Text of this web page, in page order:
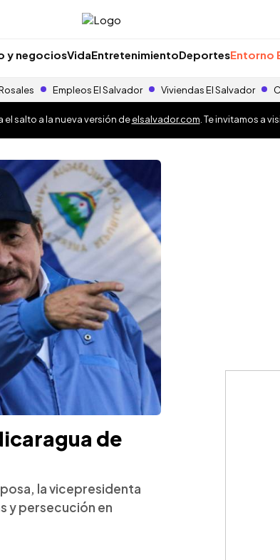
y negociosVidaEntretenimientoDeportesEntorno
Empleos El Salvador Viviendas El Salvador
el salto a la nueva versión deelsalvador.com . Te invitamos a
de
la vicepresidenta
y persecución en